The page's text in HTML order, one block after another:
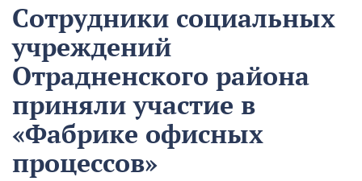
Сотрудники социальных
учреждений
Отрадненского района
приняли участие в
«Фабрике офисных
процессов»